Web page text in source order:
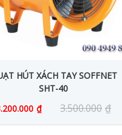
HÚT XÁCH TAY SOFFNET
SHT-40
₫ 3.500.000 ₫